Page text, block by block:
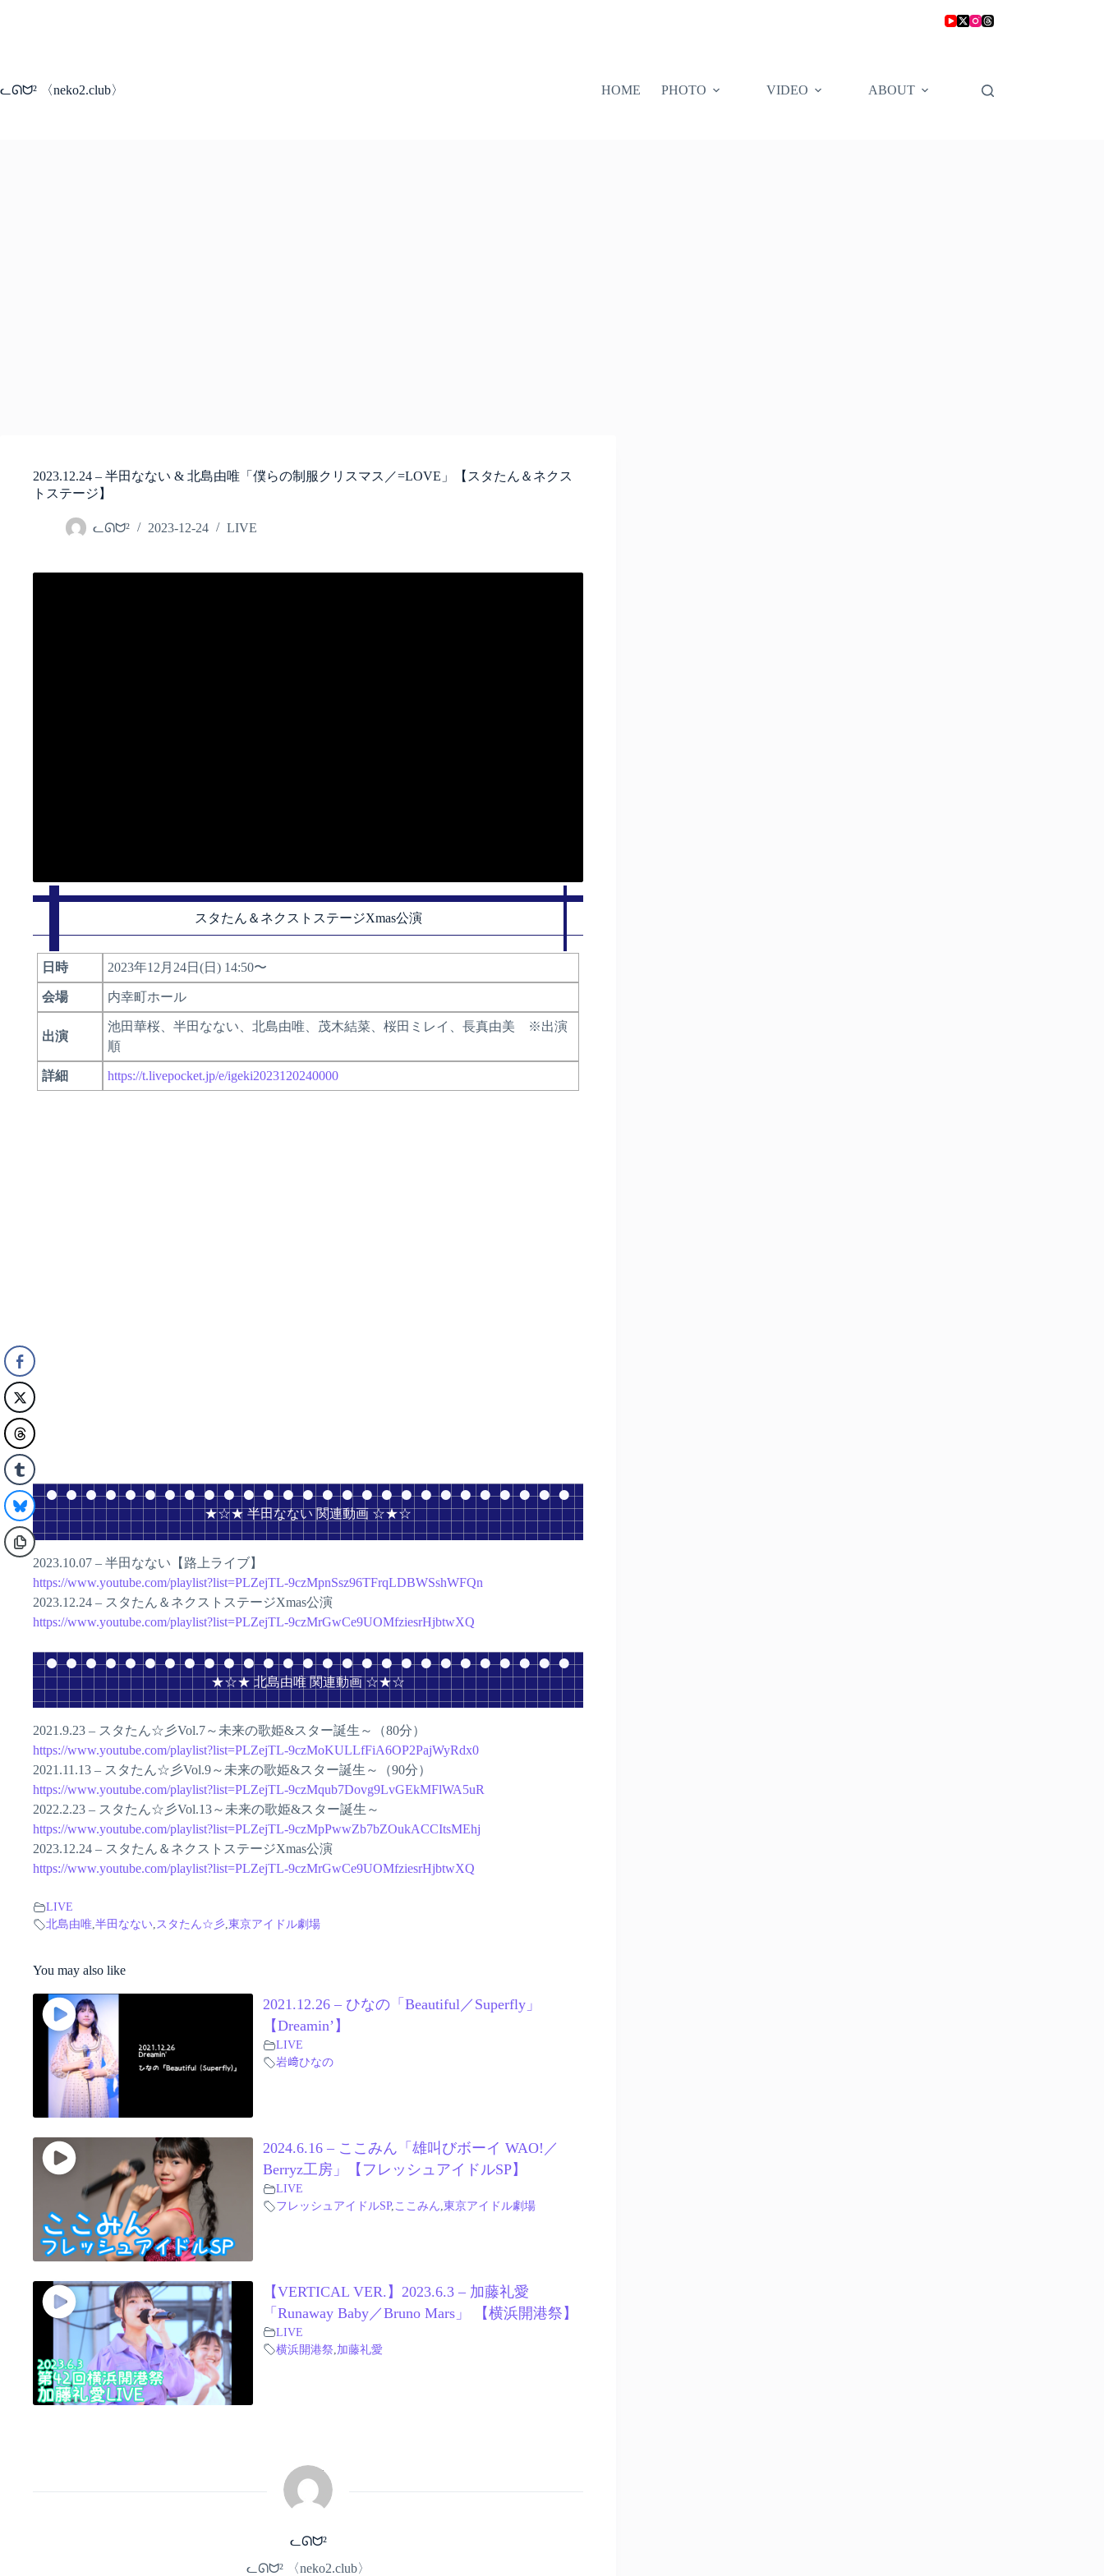
へ
ᓚᘏᗢ² 〈neko2.club〉 HOME PHOTO VIDEO ABOUT
2023.12.24 – 半田なない & 北島由唯「僕らの制服クリスマス／=LOVE」【スタたん＆ネクス
トステージ】
ᓚᘏᗢ² 2023-12-24 LIVE
スタたん＆ネクストステージXmas公演
日時 2023年12月24日(日) 14:50〜
会場 内幸町ホール
出演
池田華桜、半田なない、北島由唯、茂木結菜、桜田ミレイ、長真由美 ※出演
順
詳細 https://t.livepocket.jp/e/igeki2023120240000
★☆★ 半田なない 関連動画 ☆★☆
2023.10.07 – 半田なない【路上ライブ】
https://www.youtube.com/playlist?list=PLZejTL-9czMpnSsz96TFrqLDBWSshWFQn
2023.12.24 – スタたん＆ネクストステージXmas公演
https://www.youtube.com/playlist?list=PLZejTL-9czMrGwCe9UOMfziesrHjbtwXQ
★☆★ 北島由唯 関連動画 ☆★☆
2021.9.23 – スタたん☆彡Vol.7～未来の歌姫&スター誕生～（80分）
https://www.youtube.com/playlist?list=PLZejTL-9czMoKULLfFiA6OP2PajWyRdx0
2021.11.13 – スタたん☆彡Vol.9～未来の歌姫&スター誕生～（90分）
https://www.youtube.com/playlist?list=PLZejTL-9czMqub7Dovg9LvGEkMFlWA5uR
2022.2.23 – スタたん☆彡Vol.13～未来の歌姫&スター誕生～
https://www.youtube.com/playlist?list=PLZejTL-9czMpPwwZb7bZOukACCItsMEhj
2023.12.24 – スタたん＆ネクストステージXmas公演
https://www.youtube.com/playlist?list=PLZejTL-9czMrGwCe9UOMfziesrHjbtwXQ
LIVE
北島由唯,半田なない,スタたん☆彡,東京アイドル劇場
You may also like
2021.12.26 – ひなの「Beautiful／Superfly」
【Dreamin’】
LIVE
岩﨑ひなの
2024.6.16 – ここみん「雄叫びボーイ WAO!／
Berryz工房」【フレッシュアイドルSP】
LIVE
フレッシュアイドルSP, ここみん 東京アイドル劇場
【VERTICAL VER.】2023.6.3 – 加藤礼愛
「Runaway Baby／Bruno Mars」 【横浜開港祭】
LIVE
横浜開港祭 加藤礼愛
ᓚᘏᗢ²
ᓚᘏᗢ² 〈neko2.club〉